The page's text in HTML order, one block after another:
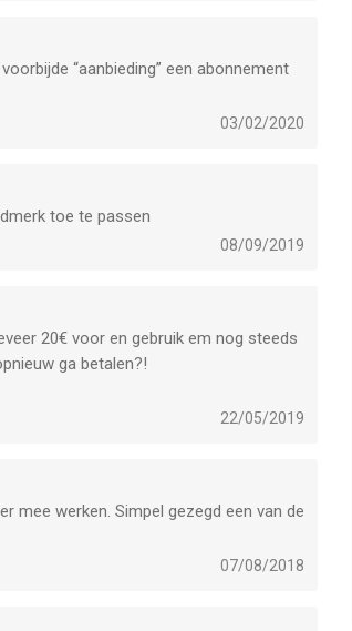
“aanbieding” een abonnement
03/02/2020
toe te passen
08/09/2019
20€ voor en gebruik em nog steeds
ga betalen?!
22/05/2019
mee werken. Simpel gezegd een van de
07/08/2018